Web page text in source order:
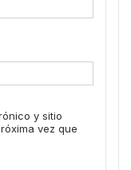
y sitio
vez que